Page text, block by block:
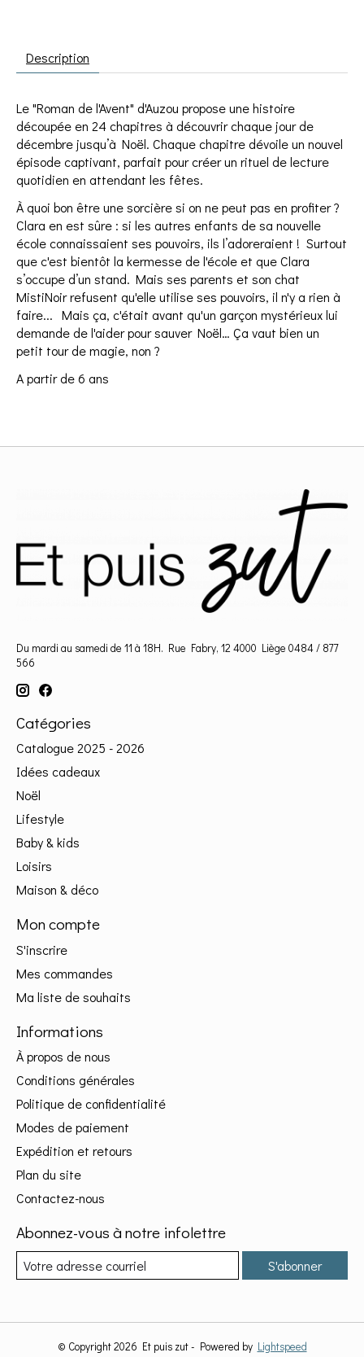
Description
Le "Roman de l'Avent" d'Auzou propose une histoire
découpée en 24 chapitres à découvrir chaque jour de
décembre jusqu’à Noël. Chaque chapitre dévoile un nouvel
épisode captivant, parfait pour créer un rituel de lecture
quotidien en attendant les fêtes.
À quoi bon être une sorcière si on ne peut pas en profiter ?
Clara en est sûre : si les autres enfants de sa nouvelle
école connaissaient ses pouvoirs, ils l’adoreraient ! Surtout
que c'est bientôt la kermesse de l'école et que Clara
s’occupe d’un stand. Mais ses parents et son chat
MistiNoir refusent qu'elle utilise ses pouvoirs, il n'y a rien à
faire... Mais ça, c'était avant qu'un garçon mystérieux lui
demande de l'aider pour sauver Noël… Ça vaut bien un
petit tour de magie, non ?
A partir de 6 ans
Du mardi au samedi de 11 à 18H. Rue Fabry, 12 4000 Liège 0484 / 877
566
Catégories
Catalogue 2025 - 2026
Idées cadeaux
Noël
Lifestyle
Baby & kids
Loisirs
Maison & déco
Mon compte
S'inscrire
Mes commandes
Ma liste de souhaits
Informations
À propos de nous
Conditions générales
Politique de confidentialité
Modes de paiement
Expédition et retours
Plan du site
Contactez-nous
Abonnez-vous à notre infolettre
S'abonner
© Copyright 2026 Et puis zut - Powered by Lightspeed